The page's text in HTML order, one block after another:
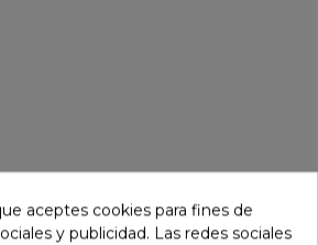
aceptes cookies para fines de
y publicidad. Las redes sociales